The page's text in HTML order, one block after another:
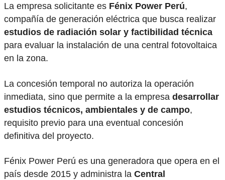
La empresa solicitante es Fénix Power Perú,
compañía de generación eléctrica que busca realizar
estudios de radiación solar y factibilidad técnica
para evaluar la instalación de una central fotovoltaica
en la zona.
La concesión temporal no autoriza la operación
inmediata, sino que permite a la empresa desarrollar
estudios técnicos, ambientales y de campo,
requisito previo para una eventual concesión
definitiva del proyecto.
Fénix Power Perú es una generadora que opera en el
país desde 2015 y administra la Central